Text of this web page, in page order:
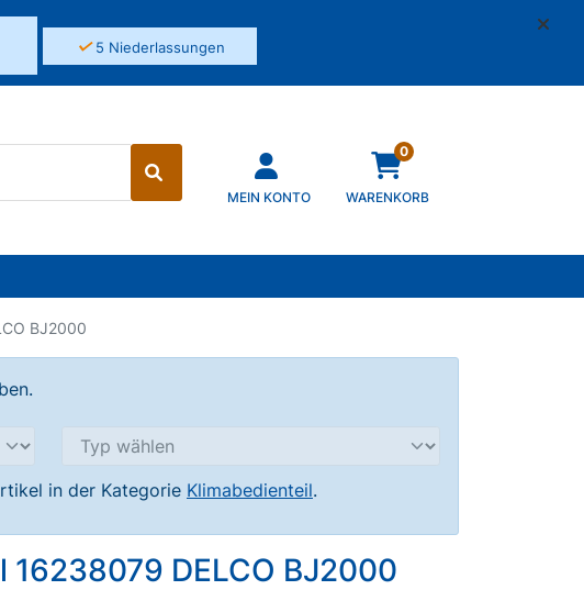
✓5 Niederlassungen
MEIN KONTO
0
WARENKORB
BJ2000
in der Kategorie Klimabedienteil.
DELCO BJ2000